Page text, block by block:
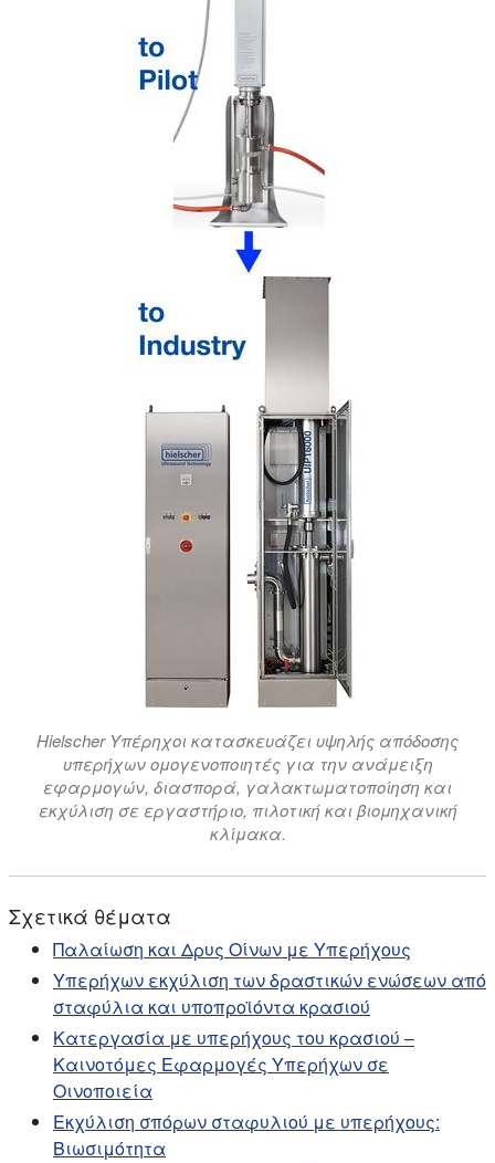
Hielscher Υπέρηχοι κατασκευάζει υψηλής απόδοσης
υπερήχων ομογενοποιητές για την ανάμειξη
εφαρμογών, διασπορά, γαλακτωματοποίηση και
εκχύλιση σε εργαστήριο, πιλοτική και βιομηχανική
κλίμακα.
Σχετικά θέματα
Παλαίωση και Δρυς Οίνων με Υπερήχους
Υπερήχων εκχύλιση των δραστικών ενώσεων από
σταφύλια και υποπροϊόντα κρασιού
Κατεργασία με υπερήχους του κρασιού –
Καινοτόμες Εφαρμογές Υπερήχων σε
Οινοποιεία
Εκχύλιση σπόρων σταφυλιού με υπερήχους:
Βιωσιμότητα